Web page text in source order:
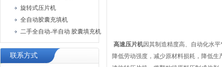
旋转式压片机
全自动胶囊充填机
二手全自动-半自动 胶囊填充机
联系方式
高速压片机因其制造精度高、自动化水
降低劳动强度，减少原材料损耗，降低